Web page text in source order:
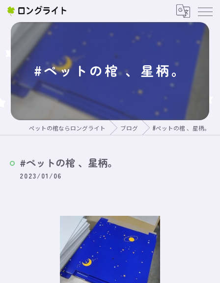
#ペットの棺 、星柄。
ペットの棺ならロングライト ブログ #ペットの棺 、星柄。
#ペットの棺 、星柄。
2023/01/06